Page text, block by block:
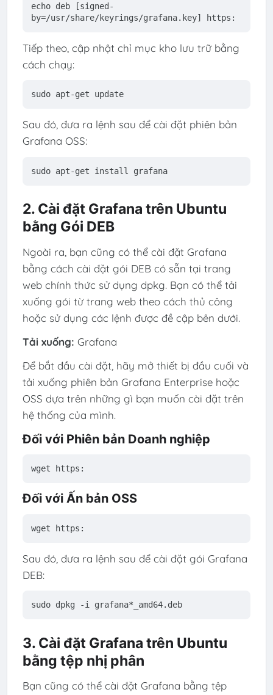
echo deb [signed-
by=/usr/share/keyrings/grafana.key] https:
Tiếp theo, cập nhật chỉ mục kho lưu trữ bằng
cách chạy:
sudo apt-get update
Sau đó, đưa ra lệnh sau để cài đặt phiên bản
Grafana OSS:
sudo apt-get install grafana
2. Cài đặt Grafana trên Ubuntu
bằng Gói DEB
Ngoài ra, bạn cũng có thể cài đặt Grafana
bằng cách cài đặt gói DEB có sẵn tại trang
web chính thức sử dụng dpkg. Bạn có thể tải
xuống gói từ trang web theo cách thủ công
hoặc sử dụng các lệnh được đề cập bên dưới.
Tải xuống: Grafana
Để bắt đầu cài đặt, hãy mở thiết bị đầu cuối và
tải xuống phiên bản Grafana Enterprise hoặc
OSS dựa trên những gì bạn muốn cài đặt trên
hệ thống của mình.
Đối với Phiên bản Doanh nghiệp
wget https:
Đối với Ấn bản OSS
wget https:
Sau đó, đưa ra lệnh sau để cài đặt gói Grafana
DEB:
sudo dpkg -i grafana*_ amd64.deb
3. Cài đặt Grafana trên Ubuntu
bằng tệp nhị phân
Bạn cũng có thể cài đặt Grafana bằng tệp